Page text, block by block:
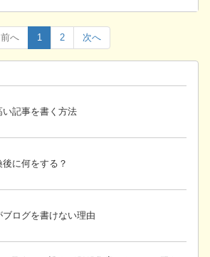
前へ 1 2 次へ
い記事を書く方法
に何をする？
ブログを書けない理由